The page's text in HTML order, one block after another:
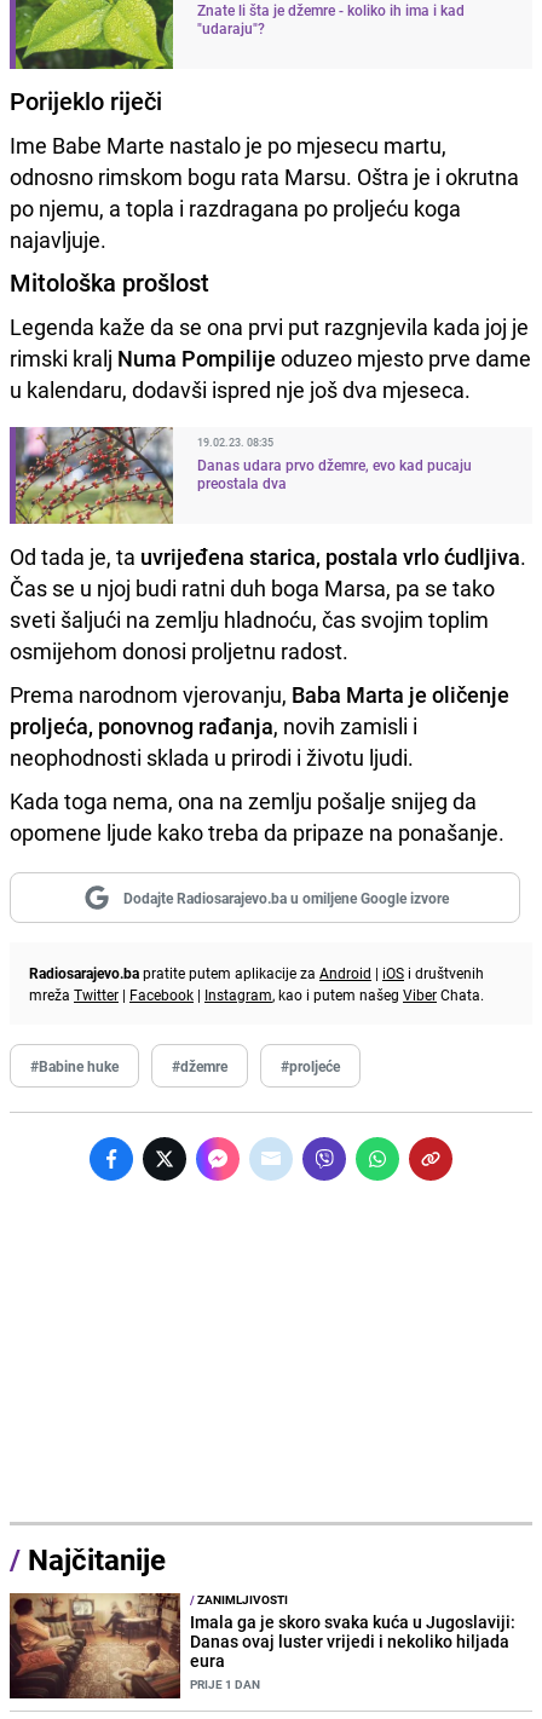
Znate li šta je džemre - koliko ih ima i kad
"udaraju"?
Porijeklo riječi
Ime Babe Marte nastalo je po mjesecu martu,
odnosno rimskom bogu rata Marsu. Oštra je i okrutna
po njemu, a topla i razdragana po proljeću koga
najavljuje.
Mitološka prošlost
Legenda kaže da se ona prvi put razgnjevila kada joj je
rimski kralj Numa Pompilije oduzeo mjesto prve dame
u kalendaru, dodavši ispred nje još dva mjeseca.
19.02.23. 08:35
Danas udara prvo džemre, evo kad pucaju
preostala dva
Od tada je, ta uvrijeđena starica, postala vrlo ćudljiva.
Čas se u njoj budi ratni duh boga Marsa, pa se tako
sveti šaljući na zemlju hladnoću, čas svojim toplim
osmijehom donosi proljetnu radost.
Prema narodnom vjerovanju, Baba Marta je oličenje
proljeća, ponovnog rađanja, novih zamisli i
neophodnosti sklada u prirodi i životu ljudi.
Kada toga nema, ona na zemlju pošalje snijeg da
opomene ljude kako treba da pripaze na ponašanje.
Dodajte Radiosarajevo.ba u omiljene Google izvore
Radiosarajevo.bapratite putem aplikacije za Android | iOS i društvenih
mreža Twitter | Facebook | Instagram, kao i putem našeg ViberChata.
#Babine huke #džemre #proljeće
/ Najčitanije
/ZANIMLJIVOSTI
Imala ga je skoro svaka kuća u Jugoslaviji:
Danas ovaj luster vrijedi i nekoliko hiljada
eura
PRIJE 1 DAN